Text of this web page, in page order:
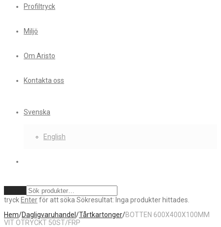
Profiltryck
Miljö
Om Aristo
Kontakta oss
Svenska
English
tryck Enterför att söka Sökresultat: Inga produkter hittades.
Hem/Dagligvaruhandel /Tårtkartonger/BOTTEN 600X400X100MM
VIT OTRYCKT 50ST/FRP